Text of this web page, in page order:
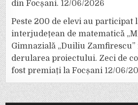
din Focșani. 12/06/2026
Peste 200 de elevi au participat
interjudețean de matematică
Gimnazială „Duiliu
derularea proiectului. Zeci de
fost premiați la Focșani 12/06/